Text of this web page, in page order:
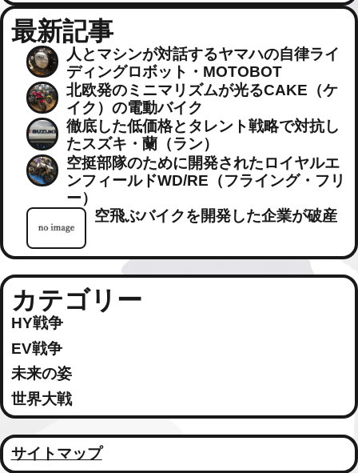
最新記事
人とマシンが対話するヤマハの自律ライ
ディングロボット・MOTOBOT
北欧発のミニマリズムが光るCAKE（ケ
イク）の電動バイク
徹底した低価格とタレント戦略で対抗し
たスズキ・蘭（ラン）
空挺部隊のために開発されたロイヤルエ
ンフィールドWD/RE（フライング・フリ
ー）
空飛ぶバイクを開発した企業が破産
カテゴリー
HY戦争
EV戦争
未来の姿
世界大戦
サイトマップ